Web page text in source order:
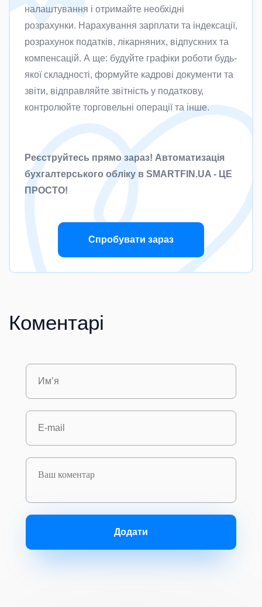
налаштування і отримайте необхідні
розрахунки. Нарахування зарплати та індексації,
розрахунок податків, лікарняних, відпускних та
компенсацій. А ще: будуйте графіки роботи будь-
якої складності, формуйте кадрові документи та
звіти, відправляйте звітність у податкову,
контролюйте торговельні операції та інше.
Реєструйтесь прямо зараз! Автоматизація
бухгалтерського обліку в SMARTFIN.UA - ЦЕ
ПРОСТО!
Спробувати зараз
Коментарі
Додати